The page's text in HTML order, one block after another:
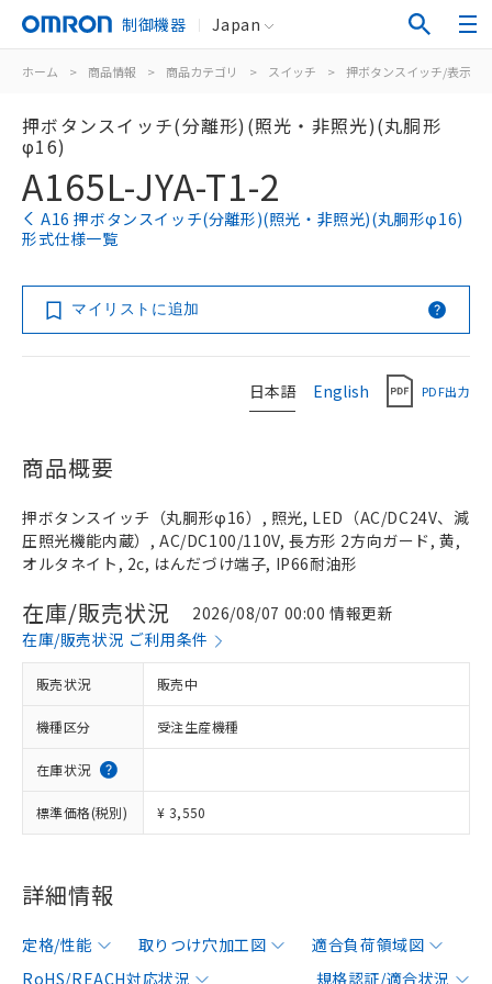
制御機器 Japan
ホーム > 商品情報 > 商品カテゴリ > スイッチ > 押ボタンスイッチ/表示灯
押ボタンスイッチ(分離形)(照光・非照光)(丸胴形
φ16)
A165L-JYA-T1-2
A16 押ボタンスイッチ(分離形)(照光・非照光)(丸胴形φ16)
形式仕様一覧
マイリストに追加
日本語 English PDF出力
商品概要
押ボタンスイッチ（丸胴形φ16）, 照光, LED（AC/DC24V、減
圧照光機能内蔵）, AC/DC100/110V, 長方形 2方向ガード, 黄,
オルタネイト, 2c, はんだづけ端子, IP66耐油形
在庫/販売状況
2026/08/07 00:00 情報更新
在庫/販売状況 ご利用条件
販売状況 販売中
機種区分 受注生産機種
在庫状況
標準価格(税別) ¥ 3,550
詳細情報
定格/性能 取りつけ穴加工図
適合負荷領域図
RoHS/REACH対応状況
規格認証/適合状況